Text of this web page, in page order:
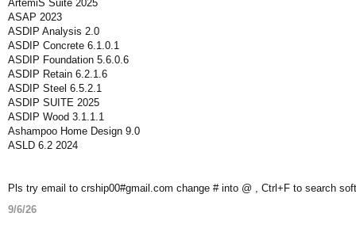
ArtemiS Suite 2025
ASAP 2023
ASDIP Analysis 2.0
ASDIP Concrete 6.1.0.1
ASDIP Foundation 5.6.0.6
ASDIP Retain 6.2.1.6
ASDIP Steel 6.5.2.1
ASDIP SUITE 2025
ASDIP Wood 3.1.1.1
Ashampoo Home Design 9.0
ASLD 6.2 2024
Pls try email to crship00#gmail.com change # into @ , Ctrl+F to search
9/6/26